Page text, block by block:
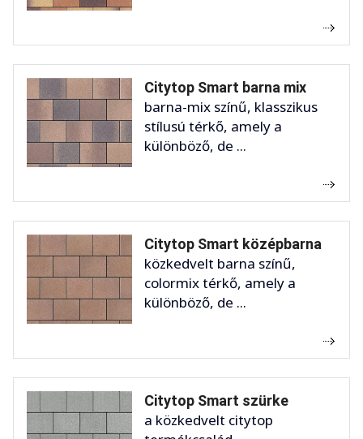
Citytop Smart barna mix
barna-mix színű, klasszikus
stílusú térkő, amely a
különböző, de ...
Citytop Smart középbarna
közkedvelt barna színű,
colormix térkő, amely a
különböző, de ...
Citytop Smart szürke
a közkedvelt citytop